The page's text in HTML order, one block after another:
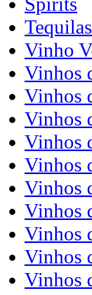
Vinho
Vinhos
Vinhos
Vinhos
Vinhos
Vinhos
Vinhos
Vinhos
Vinhos
Vinhos
Vinhos